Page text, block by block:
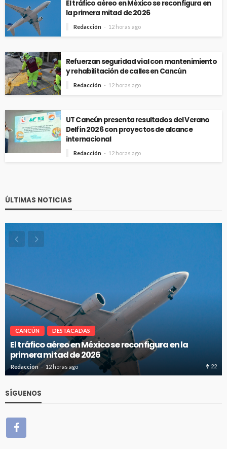
El tráfico aéreo en México se reconfigura en
la primera mitad de 2026
Redacción 12 horas ago
Refuerzan seguridad vial con mantenimiento
y rehabilitación de calles en Cancún
Redacción 12 horas ago
UT Cancún presenta resultados del Verano
Delfín 2026 con proyectos de alcance
internacional
Redacción 12 horas ago
ÚLTIMAS NOTICIAS
CANCÚN DESTACADAS
Cancún-Toronto lidera tráfico aéreo internacional
del Caribe Mexicano
Redacción 12 horas ago 21
SÍGUENOS